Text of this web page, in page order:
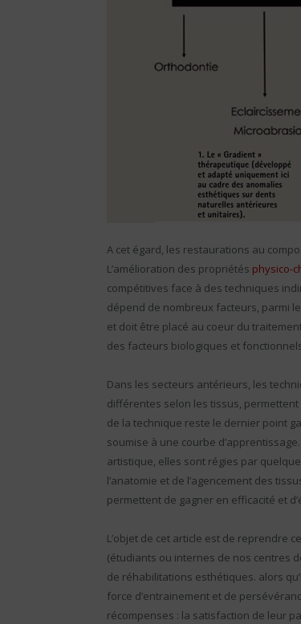
A cet égard, les restaurations au
L’amélioration des propriétés physico-
compétitives face à des techniques
dépend de nombreux facteurs, parmi
et doit être placé au coeur du
des facteurs biologiques et
Dans les secteurs antérieurs, les
différentes selon les tissus,
de la technique reste le dernier point
soumise à une courbe
artistique, elles sont régies par
l’anatomie et de l’agencement des
permettent de gagner en efficacité et
L’objet de cet article est de reprendre
(étudiants ou internes de nos centres
de réhabilitations esthétiques. alors
force d’entrainement et de
récompenses : la satisfaction de leur